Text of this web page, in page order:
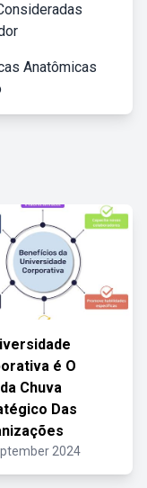
Anatômicas
é O
Chuva
Das
2024